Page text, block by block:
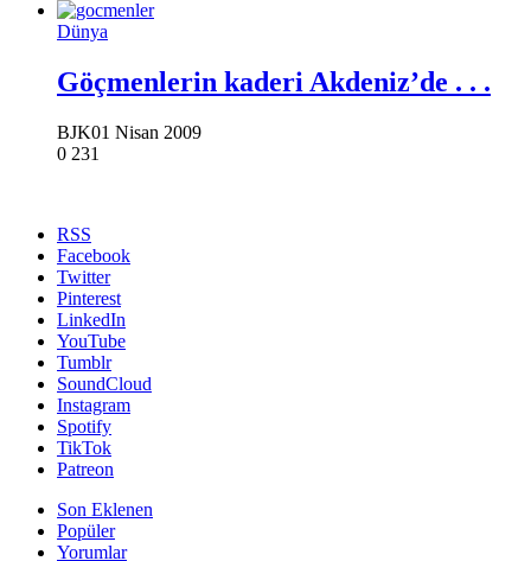
Dünya
Göçmenlerin kaderi Akdeniz’de . . .
BJK01 Nisan 2009
0 231
RSS
Facebook
Twitter
Pinterest
LinkedIn
YouTube
Tumblr
SoundCloud
Instagram
Spotify
TikTok
Patreon
Son Eklenen
Popüler
Yorumlar